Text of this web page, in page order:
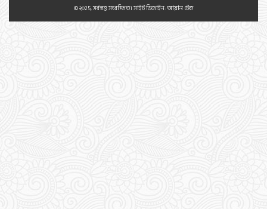
© ২০25, সর্বস্বত্ত সংরক্ষিত। সাইট ডিজাইন:আয়ান টেক